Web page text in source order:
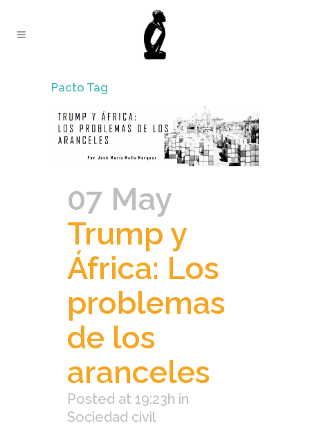
Pacto Tag
07 May
Trump y
África: Los
problemas
de los
aranceles
Posted at 19:23h in
Sociedad civil